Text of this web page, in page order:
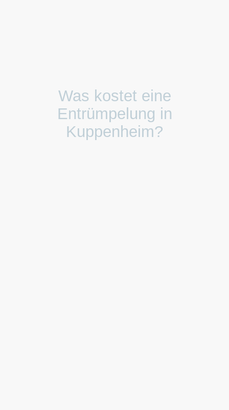
Was kostet eine
Entrümpelung in
Kuppenheim?